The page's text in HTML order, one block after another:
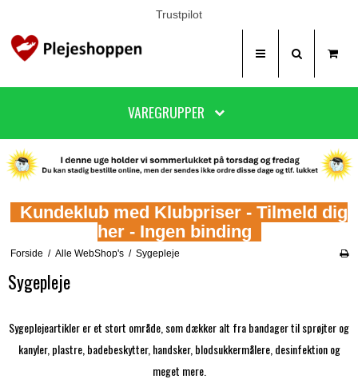
Trustpilot
VAREGRUPPER
Kundeklub med Klubpriser - Tilmeld dig
her - Ingen binding
Forside / Alle WebShop's / Sygepleje
Sygepleje
Sygeplejeartikler er et stort område, som dækker alt fra bandager til sprøjter og
kanyler, plastre, badebeskytter, handsker, blodsukkermålere, desinfektion og
meget mere.